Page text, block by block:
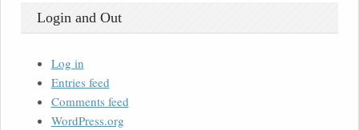
Login and Out
Log in
Entries feed
Comments feed
WordPress.org